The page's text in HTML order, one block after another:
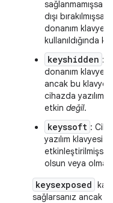
sağlanmamışsa
dışı bırakılmışsa
donanım klavyesi
kullanıldığında
keyshidden :
donanım
ancak bu klavye
cihazda yazılım
etkin değil.
keyssoft :
yazılım klavyesi
etkinleştirilmişse
olsun veya
keysexposed
sağlarsanız ancak